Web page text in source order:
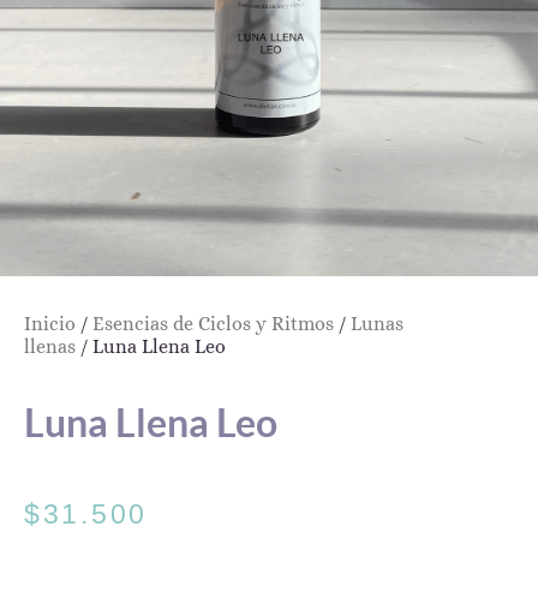
Inicio / Esencias de Ciclos y Ritmos / Lunas
llenas / Luna Llena Leo
Luna Llena Leo
$31.500